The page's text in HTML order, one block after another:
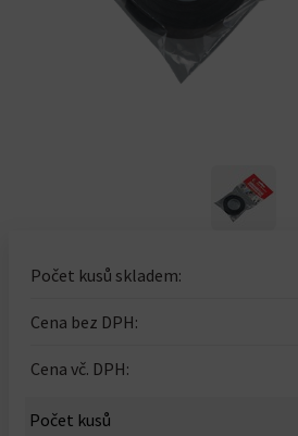
Počet kusů skladem:
Cena bez DPH:
Cena vč. DPH:
Počet kusů